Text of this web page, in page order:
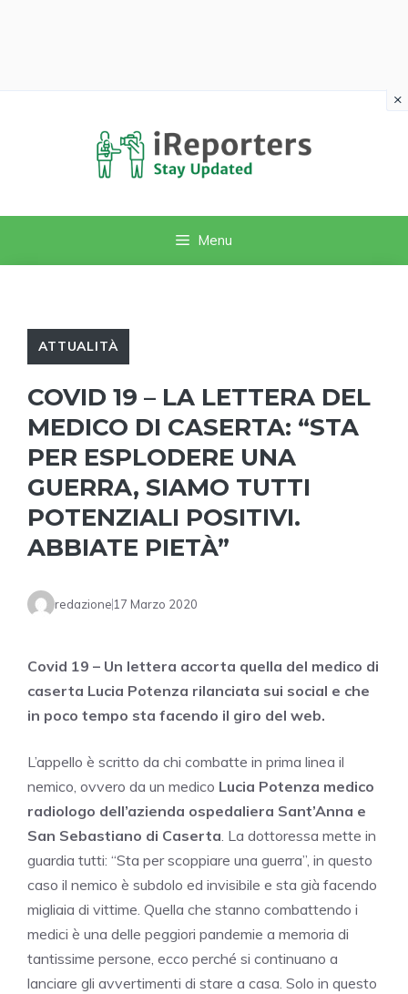
Menu
ATTUALITÀ
COVID 19 – LA LETTERA DEL
MEDICO DI CASERTA: “STA
PER ESPLODERE UNA
GUERRA, SIAMO TUTTI
POTENZIALI POSITIVI.
ABBIATE PIETÀ”
redazione 17 Marzo 2020
Covid 19 – Un lettera accorta quella del medico di
caserta Lucia Potenza rilanciata sui social e che
in poco tempo sta facendo il giro del web.
L’appello è scritto da chi combatte in prima linea il
nemico, ovvero da un medico Lucia Potenza medico
radiologo dell’azienda ospedaliera Sant’Anna e
San Sebastiano di Caserta. La dottoressa mette in
guardia tutti: “Sta per scoppiare una guerra”, in questo
caso il nemico è subdolo ed invisibile e sta già facendo
migliaia di vittime. Quella che stanno combattendo i
medici è una delle peggiori pandemie a memoria di
tantissime persone, ecco perché si continuano a
lanciare gli avvertimenti di stare a casa. Solo in questo
×